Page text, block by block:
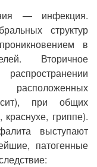
— инфекция.
структур
в
Вторичное
при общих
гриппе).
выступают
патогенные